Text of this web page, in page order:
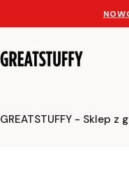
GREATSTUFFY - Sklep